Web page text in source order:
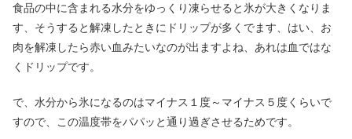
食品の中に含まれる水分をゆっくり凍らせると氷が大きくなりま
す、そうすると解凍したときにドリップが多くでます、はい、お
肉を解凍したら赤い血みたいなのが出ますよね、あれは血ではな
くドリップです。
で、水分から氷になるのはマイナス１度～マイナス５度くらいで
すので、この温度帯をパパッと通り過ぎさせるためです。